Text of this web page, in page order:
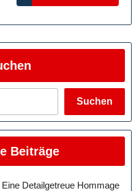
MORE
Suchen
Beiträge
Detailgetreue Hommage